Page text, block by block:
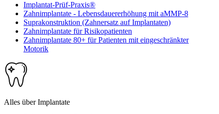
Implantat-Prüf-Praxis®
Zahnimplantate - Lebensdauererhöhung mit aMMP-8
Suprakonstruktion (Zahnersatz auf Implantaten)
Zahnimplantate für Risikopatienten
Zahnimplantate 80+ für Patienten mit eingeschränkter
Motorik
Alles über Implantate